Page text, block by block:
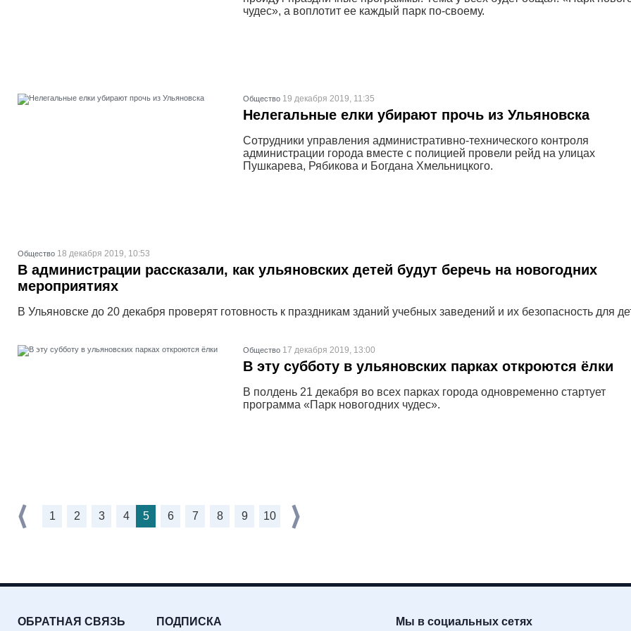
чудес», а воплотит ее каждый парк по-своему.
Общество 19 декабря 2019, 11:35
Нелегальные елки убирают прочь из Ульяновска
Сотрудники управления административно-технического контроля
администрации города вместе с полицией провели рейд на улицах
Пушкарева, Рябикова и Богдана Хмельницкого.
Общество 18 декабря 2019, 10:53
В администрации рассказали, как ульяновских детей будут беречь на новогодних
мероприятиях
В Ульяновске до 20 декабря проверят готовность к праздникам зданий учебных заведений и их безопасность для
Общество 17 декабря 2019, 13:00
В эту субботу в ульяновских парках откроются ёлки
В полдень 21 декабря во всех парках города одновременно стартует
программа «Парк новогодних чудес».
1 2 3 4 5 6 7 8 9 10
ОБРАТНАЯ СВЯЗЬ ПОДПИСКА Мы в социальных сетях